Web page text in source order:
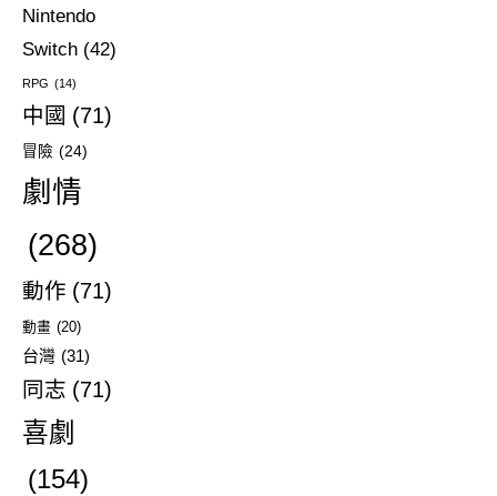
Nintendo
Switch (42)
RPG (14)
中國 (71)
冒險 (24)
劇情
(268)
動作 (71)
動畫 (20)
台灣 (31)
同志 (71)
喜劇
(154)